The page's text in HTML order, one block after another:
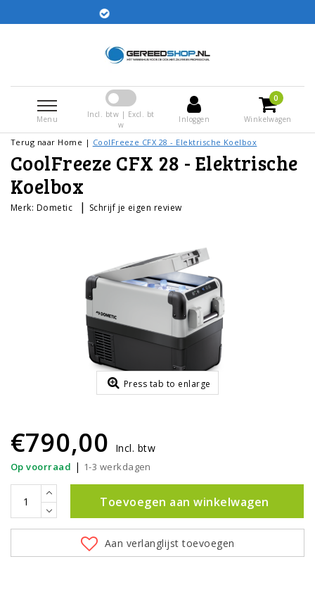
Menu
Incl. btw | Excl. bt
w
Inloggen
0
Winkelwagen
Terug naar Home | CoolFreeze CFX 28 - Elektrische Koelbox
CoolFreeze CFX 28 - Elektrische
Koelbox
Merk: Dometic | Schrijf je eigen review
Press tab to enlarge
€790,00 Incl. btw
Op voorraad | 1-3 werkdagen
Toevoegen aan winkelwagen
Aan verlanglijst toevoegen